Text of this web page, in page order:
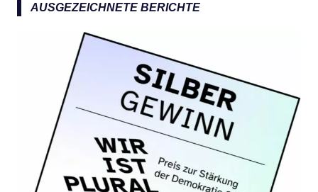
AUSGEZEICHNETE BERICHTE